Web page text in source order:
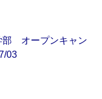
部 オープンキャン
03